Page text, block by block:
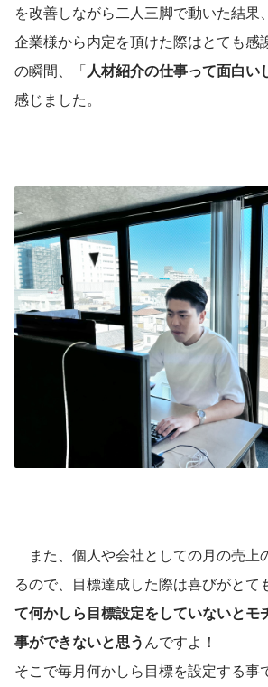
を改善しながら二人三脚で動いた結果
企業様から内定を頂けた際はとても感
の瞬間、「人材紹介の仕事って面白い
感じました。
また、個人や会社としての月の売上
るので、目標達成した際は喜びがとて
て何かしら目標設定をしていないとモ
事ができないと思うんですよ！
そこで毎月何かしら目標を設定する事